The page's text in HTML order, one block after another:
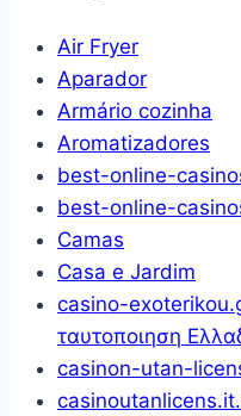
Air Fryer
Aparador
Armário cozinha
Aromatizadores
best-online-
best-online-
Camas
Casa e Jardim
casino-
ταυτοποιηση
casinon-utan-